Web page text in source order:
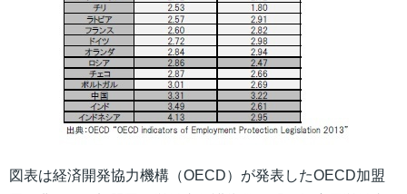
図表は経済開発協力機構（OECD）が発表したOECD加盟